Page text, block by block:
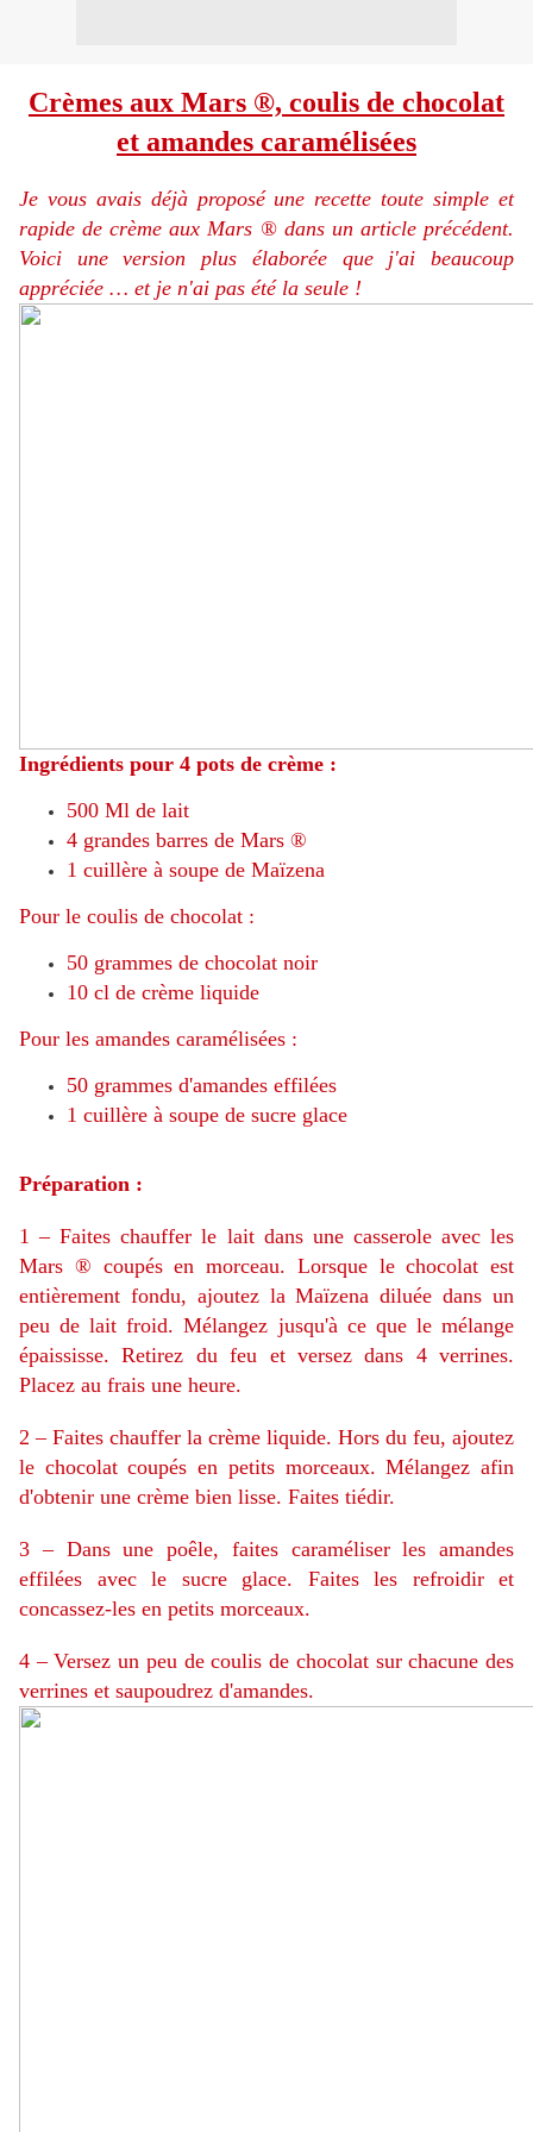
Crèmes aux Mars ®, coulis de chocolat
et amandes caramélisées
Je vous avais déjà proposé une recette toute simple et
rapide de crème aux Mars ® dans un article précédent.
Voici une version plus élaborée que j'ai beaucoup
appréciée … et je n'ai pas été la seule !
Ingrédients pour 4 pots de crème :
500 Ml de lait
4 grandes barres de Mars ®
1 cuillère à soupe de Maïzena
Pour le coulis de chocolat :
50 grammes de chocolat noir
10 cl de crème liquide
Pour les amandes caramélisées :
50 grammes d'amandes effilées
1 cuillère à soupe de sucre glace
Préparation :
1 – Faites chauffer le lait dans une casserole avec les
Mars ® coupés en morceau. Lorsque le chocolat est
entièrement fondu, ajoutez la Maïzena diluée dans un
peu de lait froid. Mélangez jusqu'à ce que le mélange
épaississe. Retirez du feu et versez dans 4 verrines.
Placez au frais une heure.
2 – Faites chauffer la crème liquide. Hors du feu, ajoutez
le chocolat coupés en petits morceaux. Mélangez afin
d'obtenir une crème bien lisse. Faites tiédir.
3 – Dans une poêle, faites caraméliser les amandes
effilées avec le sucre glace. Faites les refroidir et
concassez-les en petits morceaux.
4 – Versez un peu de coulis de chocolat sur chacune des
verrines et saupoudrez d'amandes.